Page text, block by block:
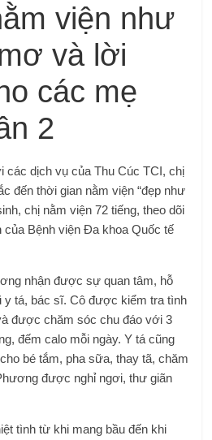
viện như
và lời
các mẹ
2
các dịch vụ của Thu Cúc TCI, chị
đến thời gian nằm viện “đẹp như
chị nằm viện 72 tiếng, theo dõi
của Bệnh viện Đa khoa Quốc tế
nhận được sự quan tâm, hỗ
y tá, bác sĩ. Cô được kiểm tra tình
được chăm sóc chu đáo với 3
đếm calo mỗi ngày. Y tá cũng
bé tắm, pha sữa, thay tã, chăm
được nghỉ ngơi, thư giãn
tình từ khi mang bầu đến khi